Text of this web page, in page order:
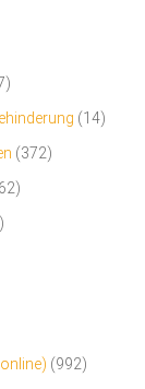
(14)
(372)
(992)